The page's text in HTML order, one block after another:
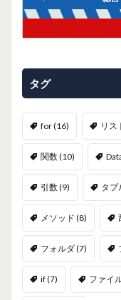
タグ
for(16) リス
関数(10)
引数(9) タプ
メソッド (8)
フォルダ(7)
if(7) ファイ